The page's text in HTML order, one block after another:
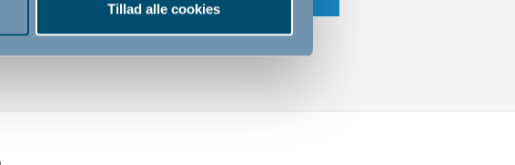
Tillad alle cookies